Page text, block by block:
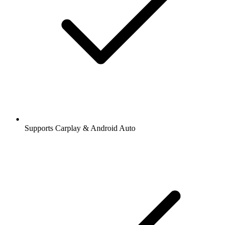
Supports Carplay & Android Auto